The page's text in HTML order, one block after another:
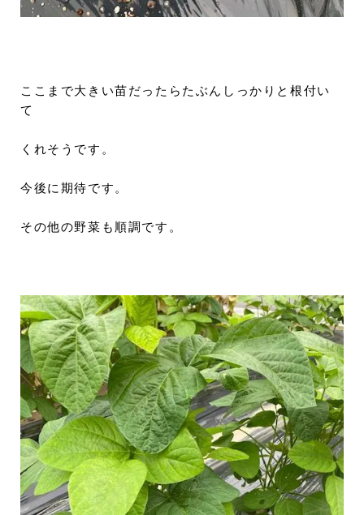
ここまで大きい苗だったらたぶんしっかりと根付い
て
くれそうです。
今後に期待です。
その他の野菜も順調です。